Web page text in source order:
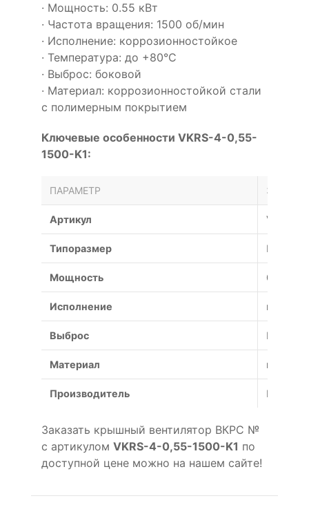
· Мощность: 0.55 кВт
· Частота вращения: 1500 об/мин
· Исполнение: коррозионностойкое
· Температура: до +80°С
· Выброс: боковой
· Материал: коррозионностойкой стали
с полимерным покрытием
Ключевые особенности VKRS-4-0,55-
1500-K1:
ПАРАМЕТР
Артикул VKRS-
Типоразмер №
Мощность 0.55 кВт
Исполнение
Выброс Боковой
Материал
Производитель Россия
Заказать крышный вентилятор ВКРС №
с артикулом VKRS-4-0,55-1500-K1 по
доступной цене можно на нашем сайте!